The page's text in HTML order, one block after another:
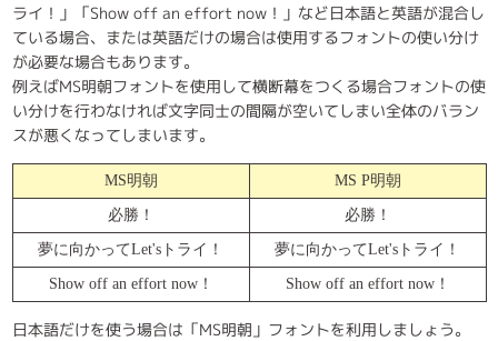
ライ！」「Show off an effort now！」など日本語と英語が混合し
ている場合、または英語だけの場合は使用するフォントの使い分け
が必要な場合もあります。
例えばMS明朝フォントを使用して横断幕をつくる場合フォントの使
い分けを行わなければ文字同士の間隔が空いてしまい全体のバラン
スが悪くなってしまいます。
MS明朝 MS P明朝
必勝！ 必勝！
夢に向かってLet'sトライ！ 夢に向かってLet'sトライ！
Show off an effort now！ Show off an effort now！
日本語だけを使う場合は「MS明朝」フォントを利用しましょう。